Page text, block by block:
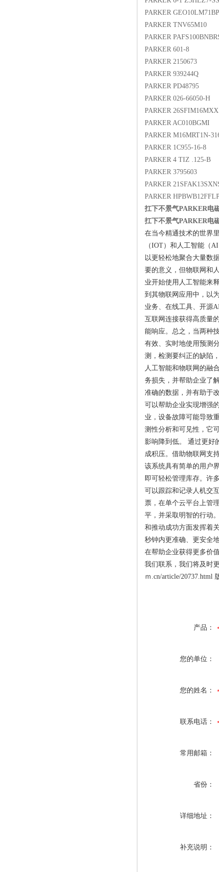
PARKER GEO10LM71BP
PARKER TNV65M10
PARKER
PARKER 601-8
PARKER 2150673
PARKER 939244Q
PARKER PD48795
PARKER 026-66050-H
PARKER 26SFIM16MXX
PARKER AC010BGMI
PARKER M16MRT1N-
PARKER 1C955-16-8
PARKER 4 TIZ .125-B
PARKER 3795603
PARKER
PARKER
扛下不景气PARKER电
扛下不景气PARKER电
在当今精通技术的世界
（IOT）和人工智能（
以更轻松地聚合大量数
要的意义，但物联网和
业开始使用人工智能来
到其物联网应用中，以
业务、在线工具、开源
互联网连接获得高质量
能响应。总之，当两种
有效、实时地使用预测
测，检测要纠正的缺陷
人工智能和物联网的融
务损失，并帮助企业了
准确的数据，并有助于
可以帮助企业实现增强
业，设备故障可能导致
测性分析和可见性，它
影响降到低。 通过更好
成积压。借助物联网支
该系统具有简单的用户
即可轻松管理库存。许
可以跟踪和记录人机交
票，在单个云平台上管
平，并采取明智的行动
和推动成功方面发挥着
秒钟内更准确、更安全
在帮助企业获得更多价
我们联系，我们将及时
ｍ.cn/article/
产品：
您的单位：
您的姓名：
联系电话：
常用邮箱：
省份：
详细地址：
补充说明：